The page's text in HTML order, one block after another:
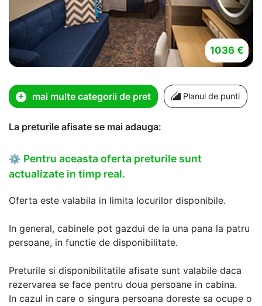
1036 €
mai multe categorii de pret Planul de punti
La preturile afisate se mai adauga:
⚙ Pentru aceasta oferta preturile sunt
actualizate in timp real.
Oferta este valabila in limita locurilor disponibile.
In general, cabinele pot gazdui de la una pana la patru
persoane, in functie de disponibilitate.
Preturile si disponibilitatile afisate sunt valabile daca
rezervarea se face pentru doua persoane in cabina.
In cazul in care o singura persoana doreste sa ocupe o